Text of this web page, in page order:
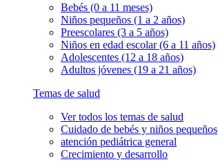
Bebés (0 a 11 meses)
Niños pequeños (1 a 2 años)
Preescolares (3 a 5 años)
Niños en edad escolar (6 a 11 años)
Adolescentes (12 a 18 años)
Adultos jóvenes (19 a 21 años)
Temas de salud
Ver todos los temas de salud
Cuidado de bebés y niños pequeños
atención pediátrica general
Crecimiento y desarrollo